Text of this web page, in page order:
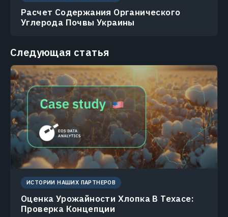
Расчет Содержания Органического
Углерода Почвы Украины
Следующая статья
ИСТОРИИ НАШИХ ПАРТНЕРОВ
Оценка Урожайности Хлопка В Техасе:
Проверка Концепции